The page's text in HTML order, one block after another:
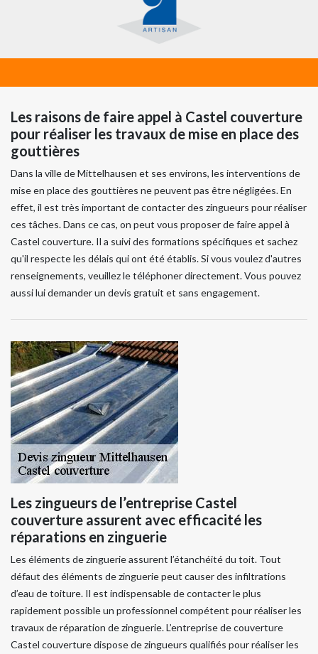
Les raisons de faire appel à Castel couverture
pour réaliser les travaux de mise en place des
gouttières
Dans la ville de Mittelhausen et ses environs, les interventions de
mise en place des gouttières ne peuvent pas être négligées. En
effet, il est très important de contacter des zingueurs pour réaliser
ces tâches. Dans ce cas, on peut vous proposer de faire appel à
Castel couverture. Il a suivi des formations spécifiques et sachez
qu'il respecte les délais qui ont été établis. Si vous voulez d'autres
renseignements, veuillez le téléphoner directement. Vous pouvez
aussi lui demander un devis gratuit et sans engagement.
Les zingueurs de l’entreprise Castel
couverture assurent avec efficacité les
réparations en zinguerie
Les éléments de zinguerie assurent l’étanchéité du toit. Tout
défaut des éléments de zinguerie peut causer des infiltrations
d’eau de toiture. Il est indispensable de contacter le plus
rapidement possible un professionnel compétent pour réaliser les
travaux de réparation de zinguerie. L’entreprise de couverture
Castel couverture dispose de zingueurs qualifiés pour réaliser les